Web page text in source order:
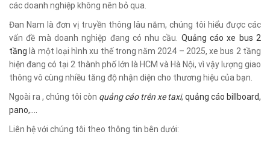
các doanh nghiệp không nên bỏ qua.
Đan Nam là đơn vị truyền thông lâu năm, chúng tôi hiểu được các
vấn đề mà doanh nghiệp đang có nhu cầu. Quảng cáo xe bus 2
tầng là một loại hình xu thế trong năm 2024 – 2025, xe bus 2 tầng
hiện đang có tại 2 thành phố lớn là HCM và Hà Nội, vì vậy lượng giao
thông vô cùng nhiều tăng độ nhận diện cho thương hiệu của bạn.
Ngoài ra , chúng tôi còn quảng cáo trên xe taxi, quảng cáo billboard,
pano,….
Liên hệ với chúng tôi theo thông tin bên dưới: